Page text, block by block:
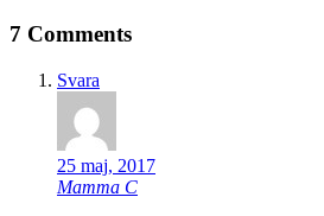
7 Comments
Svara
25 maj, 2017
Mamma C